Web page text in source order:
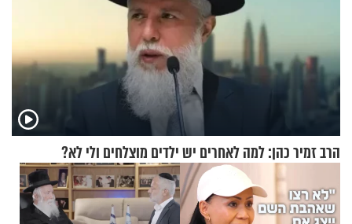
הרב זמיר כהן: למה לאחרים יש ילדים מוצלחים ולי לא?